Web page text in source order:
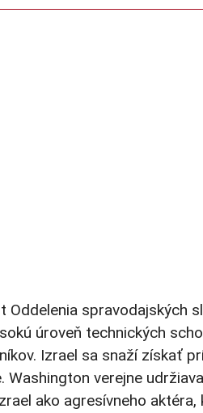
Oddelenia spravodajských
úroveň technických
Izrael sa snaží získať
Washington verejne
ako agresívneho